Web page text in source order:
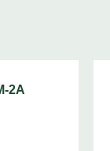
2A